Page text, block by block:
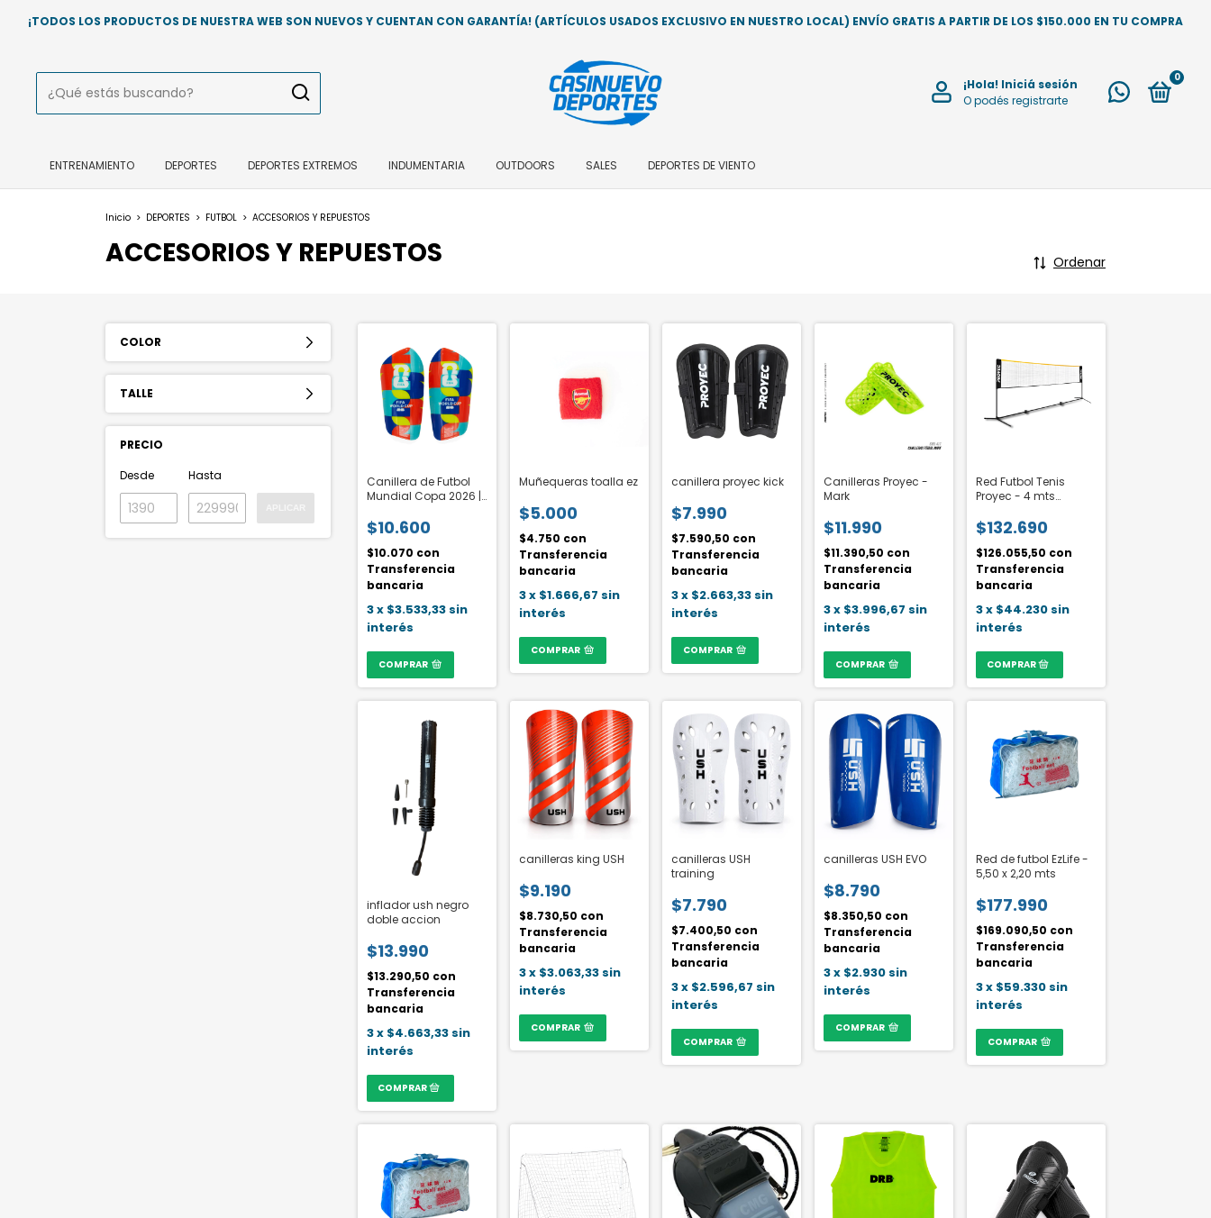
¡TODOS LOS PRODUCTOS DE NUESTRA WEB SON NUEVOS Y CUENTAN CON GARANTÍA! (ARTÍCULOS USADOS EXCLUSIVO EN NUESTRO LOCAL) ENVÍO GRATIS A PARTIR DE LOS $150.000 EN TU COMPRA
¡Hola! Iniciá sesión
O podés registrarte
0
ENTRENAMIENTO DEPORTES DEPORTES EXTREMOS INDUMENTARIA OUTDOORS SALES DEPORTES DE VIENTO
Inicio > DEPORTES > FUTBOL > ACCESORIOS Y REPUESTOS
ACCESORIOS Y REPUESTOS Ordenar
COLOR
TALLE
PRECIO
Desde
Hasta
Canillera de Futbol
Mundial Copa 2026 |
$10.600
$10.070 con
Transferencia
bancaria
3x $3.533,33 sin
interés
COMPRAR
Muñequeras toalla ez
$5.000
$4.750 con
Transferencia
bancaria
3x $1.666,67 sin
interés
COMPRAR
canillera proyec kick
$7.990
$7.590,50 con
Transferencia
bancaria
3x $2.663,33 sin
interés
COMPRAR
Canilleras Proyec -
Mark
$11.990
$11.390,50 con
Transferencia
bancaria
3x $3.996,67 sin
interés
COMPRAR
Red Futbol Tenis
Proyec - 4 mts
$132.690
$126.055,50 con
Transferencia
bancaria
3x $44.230 sin
interés
inflador ush negro
doble accion
$13.990
$13.290,50 con
Transferencia
bancaria
3x $4.663,33 sin
interés
canilleras king USH
$9.190
$8.730,50 con
Transferencia
bancaria
3x $3.063,33 sin
interés
COMPRAR
canilleras USH
training
$7.790
$7.400,50 con
Transferencia
bancaria
3x $2.596,67 sin
interés
COMPRAR
canilleras USH EVO
$8.790
$8.350,50 con
Transferencia
bancaria
3x $2.930 sin
interés
COMPRAR
Red de futbol EzLife -
5,50 x 2,20 mts
$177.990
$169.090,50 con
Transferencia
bancaria
3x $59.330 sin
interés
COMPRAR